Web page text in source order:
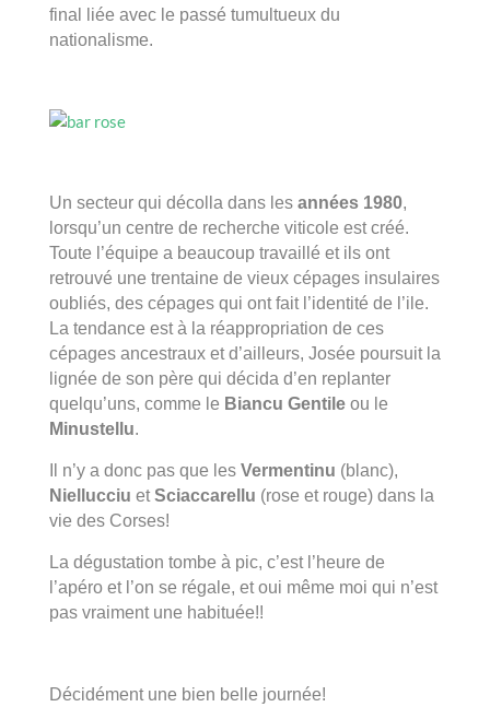
final liée avec le passé tumultueux du
nationalisme.
Un secteur qui décolla dans les années 1980,
lorsqu’un centre de recherche viticole est créé.
Toute l’équipe a beaucoup travaillé et ils ont
retrouvé une trentaine de vieux cépages insulaires
oubliés, des cépages qui ont fait l’identité de l’ile.
La tendance est à la réappropriation de ces
cépages ancestraux et d’ailleurs, Josée poursuit la
lignée de son père qui décida d’en replanter
quelqu’uns, comme le Biancu Gentileou le
Minustellu.
Il n’y a donc pas que les Vermentinu (blanc),
Niellucciu etSciaccarellu (rose et rouge) dans la
vie des Corses!
La dégustation tombe à pic, c’est l’heure de
l’apéro et l’on se régale, et oui même moi qui n’est
pas vraiment une habituée!!
Décidément une bien belle journée!